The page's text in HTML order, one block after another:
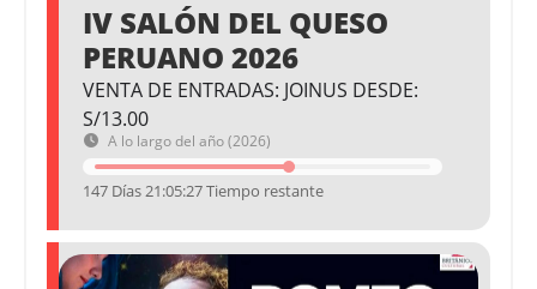
IV SALÓN DEL QUESO
PERUANO 2026
VENTA DE ENTRADAS: JOINUS DESDE:
S/13.00
A lo largo del año (2026)
147 Días 21:05:26 Tiempo restante